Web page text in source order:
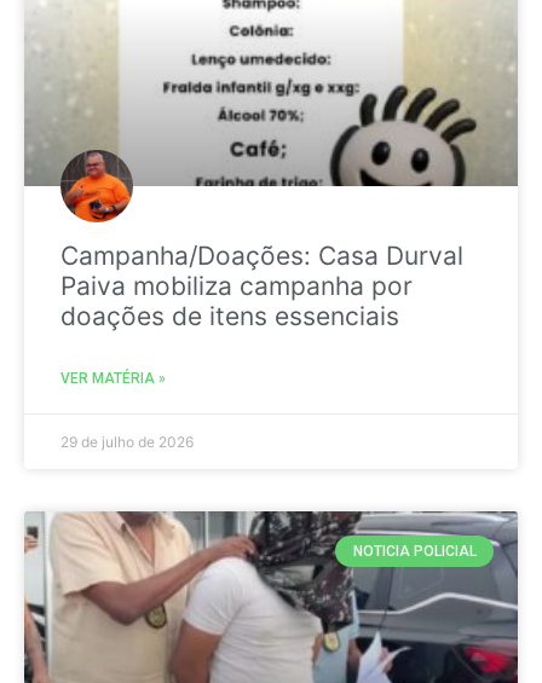
Campanha/Doações: Casa Durval
Paiva mobiliza campanha por
doações de itens essenciais
VER MATÉRIA »
29 de julho de 2026
NOTICIA POLICIAL